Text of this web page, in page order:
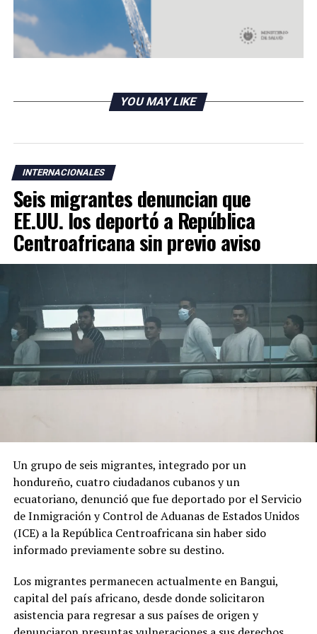
RELATED TOPICS:
UP NEXT
Estados Unidos: Todo listo para primer debate
presidencial
Covid-19 evidencia fracaso de la ONU por unir a los
países en su combate
YOU MAY LIKE
INTERNACIONALES
Seis migrantes denuncian que
EE.UU. los deportó a República
Centroafricana sin previo aviso
Un grupo de seis migrantes, integrado por un
hondureño, cuatro ciudadanos cubanos y un
ecuatoriano, denunció que fue deportado por el Servicio
de Inmigración y Control de Aduanas de Estados Unidos
(ICE) a la República Centroafricana sin haber sido
informado previamente sobre su destino.
Los migrantes permanecen actualmente en Bangui,
capital del país africano, desde donde solicitaron
asistencia para regresar a sus países de origen y